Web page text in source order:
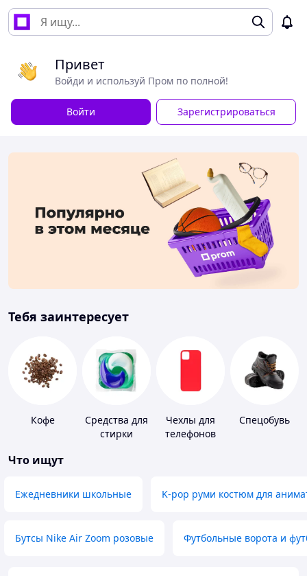
Привет
Войди и используй Пром по полной!
Войти Зарегистрироваться
Тебя заинтересует
Кофе
Средства для
стирки
Чехлы для
телефонов
Спецобувь
Что ищут
Ежедневники школьные K-pop руми костюм для
Бутсы Nike Air Zoom розовые Футбольные ворота и